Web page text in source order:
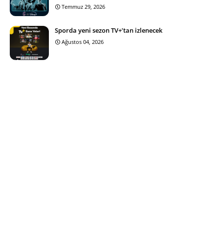
Temmuz 29, 2026
Sporda yeni sezon TV+’tan izlenecek
Ağustos 04, 2026